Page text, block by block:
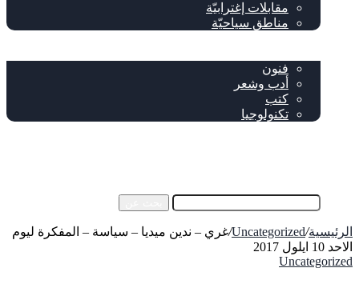
مقابلات إغترابيّة
مناطق سياحيّة
فنون
أدب وشعر
كتب
تكنولوجيا
الرئيسية/
Uncategorized
/غري – ندين ميديا – سياسة – المفكرة ليوم
الاحد 10 ايلول 2017
Uncategorized